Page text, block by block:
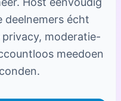
deelnemers écht
moderatie-
meedoen